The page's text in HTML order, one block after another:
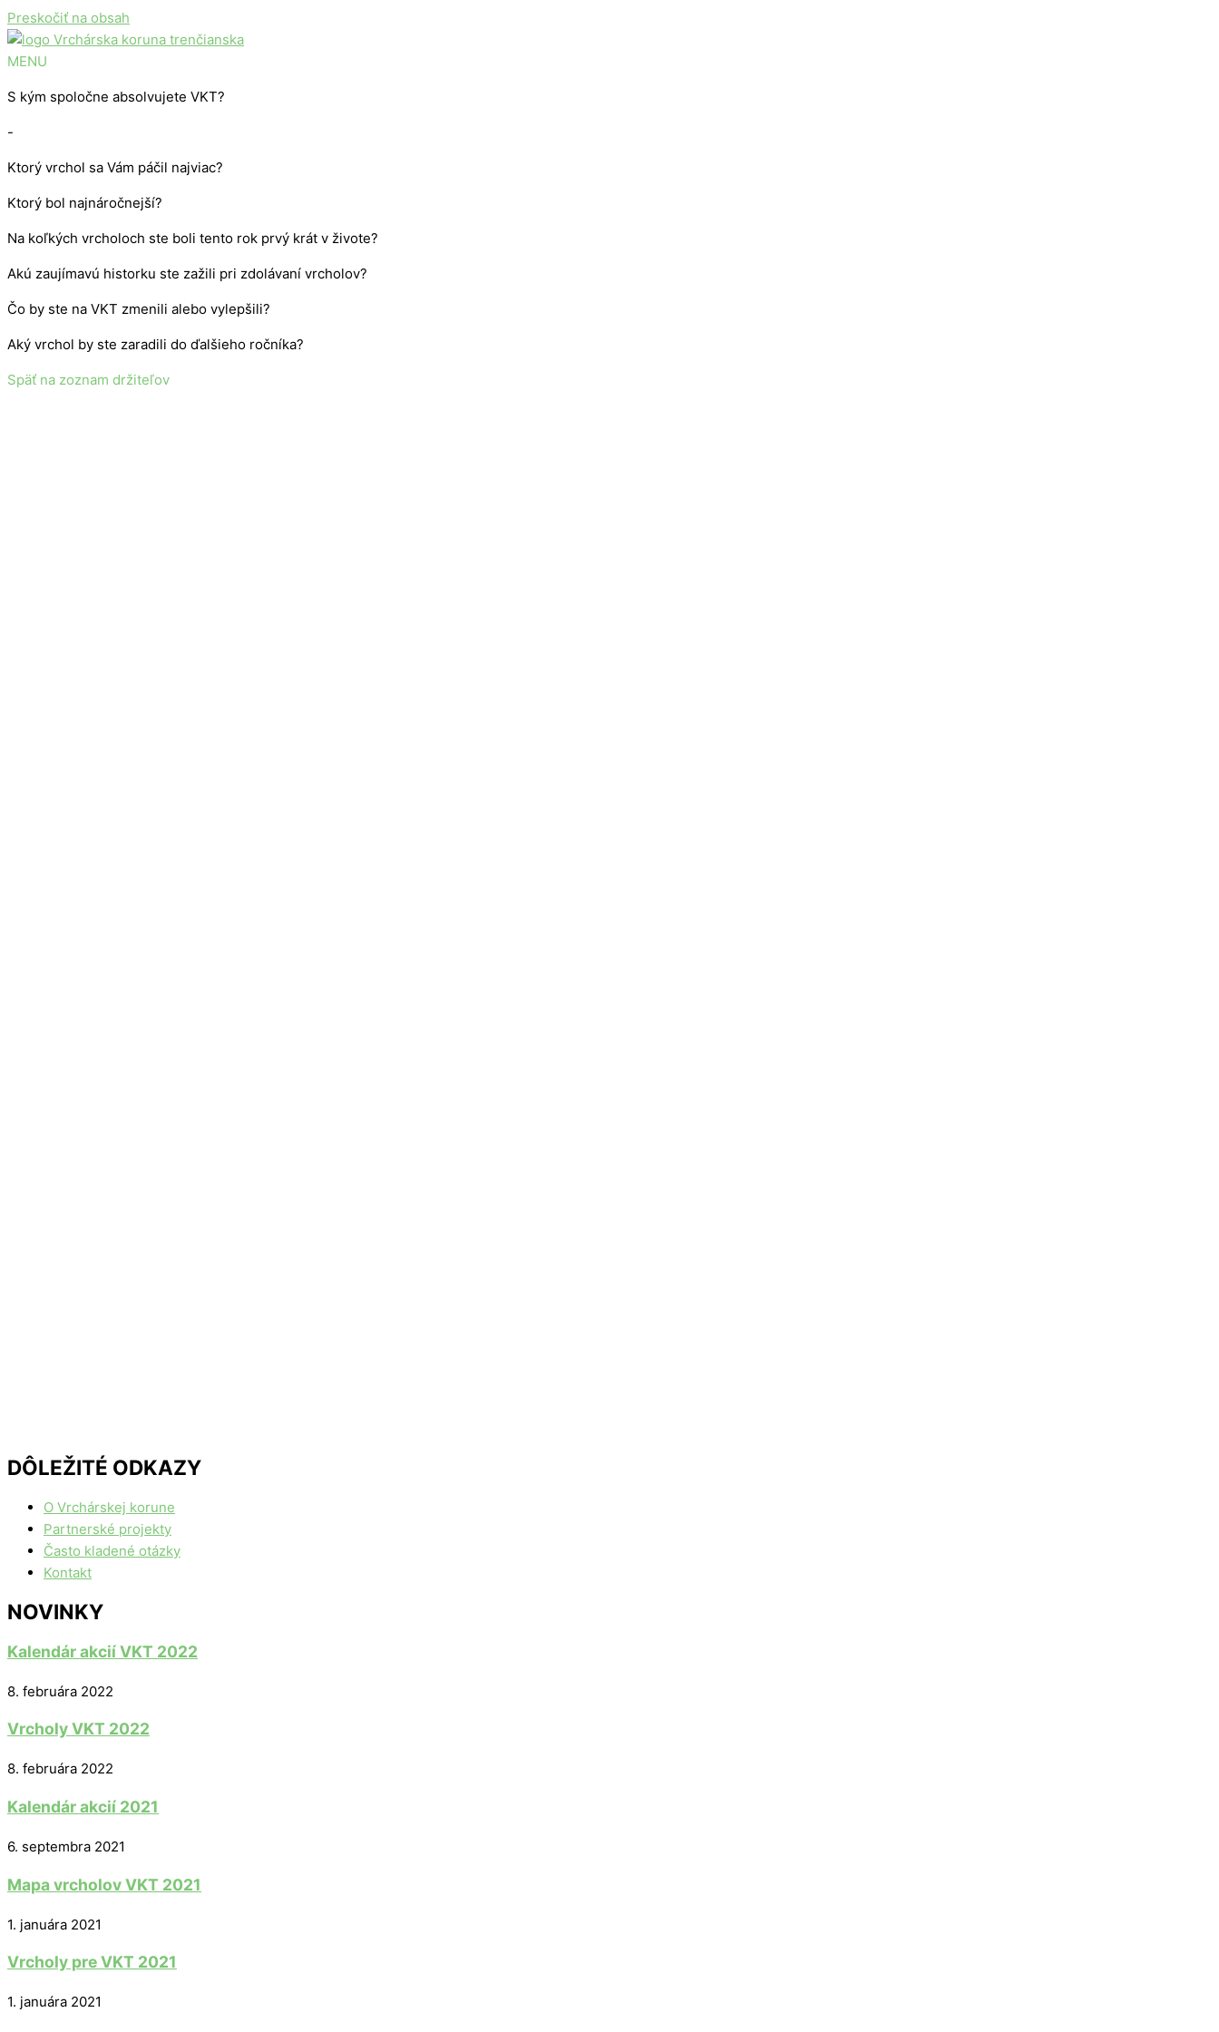
Preskočiť na obsah
MENU
S kým spoločne absolvujete VKT?
-
Ktorý vrchol sa Vám páčil najviac?
Ktorý bol najnáročnejší?
Na koľkých vrcholoch ste boli tento rok prvý krát v živote?
Akú zaujímavú historku ste zažili pri zdolávaní vrcholov?
Čo by ste na VKT zmenili alebo vylepšili?
Aký vrchol by ste zaradili do ďalšieho ročníka?
Späť na zoznam držiteľov
DÔLEŽITÉ ODKAZY
O Vrchárskej korune
Partnerské projekty
Často kladené otázky
Kontakt
NOVINKY
Kalendár akcií VKT 2022
8. februára 2022
Vrcholy VKT 2022
8. februára 2022
Kalendár akcií 2021
6. septembra 2021
Mapa vrcholov VKT 2021
1. januára 2021
Vrcholy pre VKT 2021
1. januára 2021